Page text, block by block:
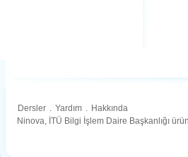
Dersler . Yardım . Hakkında
Ninova, İTÜ Bilgi İşlem Daire Başkanlığı